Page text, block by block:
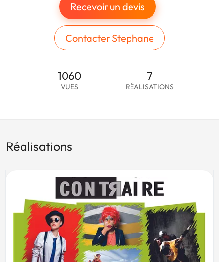
Recevoir un devis
Contacter Stephane
1060
VUES
7
RÉALISATIONS
Réalisations